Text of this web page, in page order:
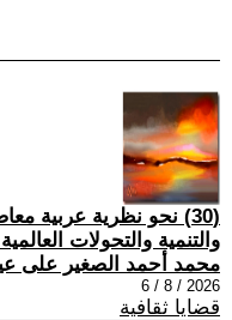
(30) نحو نظرية عربية
والتنمية والتحولات
محمد أحمد الصغير على
2026 / 8 / 6
قضايا ثقافية